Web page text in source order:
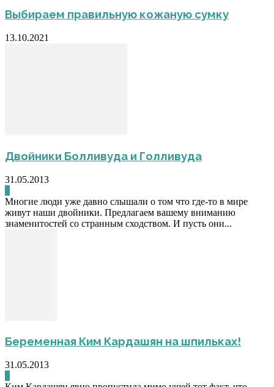
Выбираем правильную кожаную сумку
13.10.2021
Двойники Болливуда и Голливуда
31.05.2013
Многие люди уже давно слышали о том что где-то в мире
живут наши двойники. Предлагаем вашему вниманию
знаменитостей со странным сходством. И пусть они...
Беременная Ким Кардашян на шпильках!
31.05.2013